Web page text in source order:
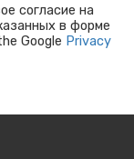
согласие на
в форме
Google Privacy